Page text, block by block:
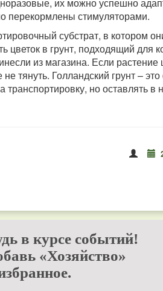
перекормлены стимуляторами.
субстрат, в котором
цветок в грунт, подходящий для
из магазина. Если
тянуть. Голландский грунт –
но оставлять в
в курсе событий!
«Хозяйство»